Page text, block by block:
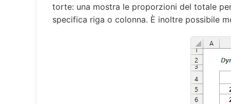
torte: una mostra le proporzioni del totale
specifica riga o colonna. È inoltre possibile